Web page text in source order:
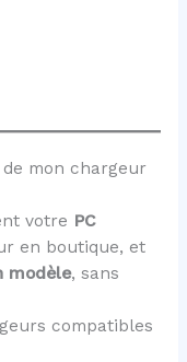
mon chargeur
votre PC
en boutique, et
modèle, sans
compatibles